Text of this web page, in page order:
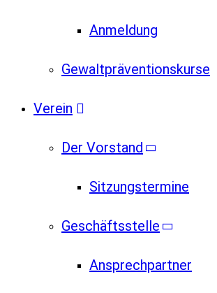
Anmeldung
Gewaltpräventionskurse
Verein
Der Vorstand
Sitzungstermine
Geschäftsstelle
Ansprechpartner